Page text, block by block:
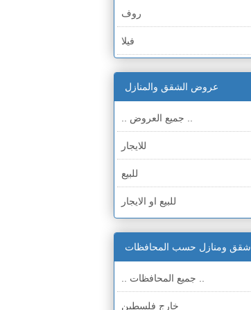
روف
فيلا
ملحق
عروض الشقق والمنازل
.. جميع العروض ..
للايجار
للبيع
للبيع او الايجار
شقق ومنازل حسب المحافظات
.. جميع المحافظات ..
خارج فلسطين